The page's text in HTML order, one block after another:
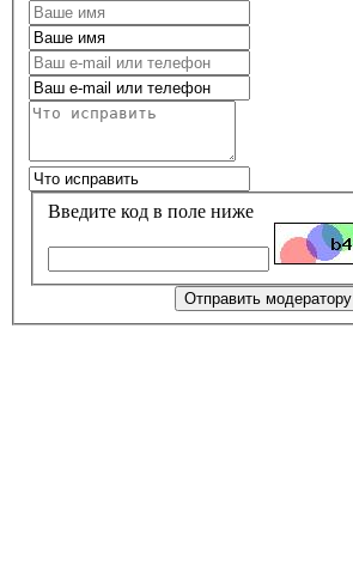
Введите код в поле ниже
Отправить модератору